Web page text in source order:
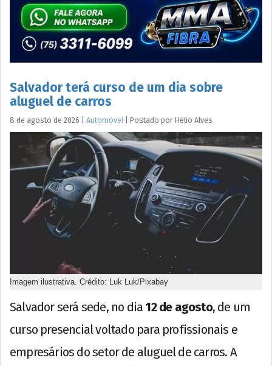
Salvador terá curso de um dia sobre
aluguel de carros
8 de agosto de 2026 Automóvel Postado por Hélio Alves
Imagem ilustrativa. Crédito: Luk Luk/Pixabay
Salvador será sede, no dia 12 de agosto, de um
curso presencial voltado para profissionais e
empresários do setor de aluguel de carros. A